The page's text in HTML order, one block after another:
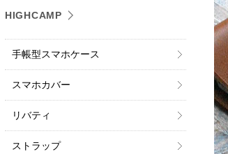
HIGHCAMP
手帳型スマホケース
スマホカバー
リバティ
ストラップ